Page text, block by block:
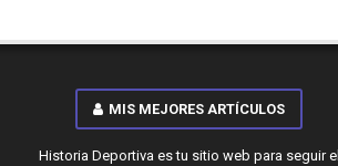
MIS MEJORES ARTÍCULOS
Historia Deportiva es tu sitio web para seguir el